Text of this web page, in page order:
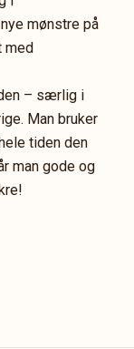
mønstre på
med
– særlig i
Man bruker
tiden den
man gode og